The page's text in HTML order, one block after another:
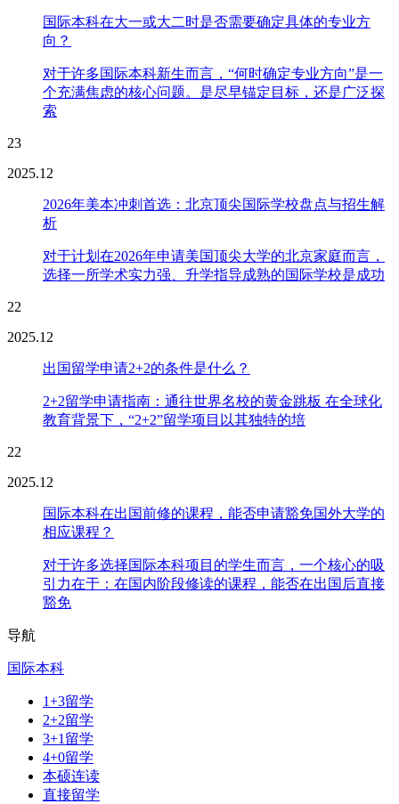
国际本科在大一或大二时是否需要确定具体的专业方
向？
对于许多国际本科新生而言，“何时确定专业方向”是一
个充满焦虑的核心问题。是尽早锚定目标，还是广泛探
索
23
2025.12
2026年美本冲刺首选：北京顶尖国际学校盘点与招生解
析
对于计划在2026年申请美国顶尖大学的北京家庭而言，
选择一所学术实力强、升学指导成熟的国际学校是成功
22
2025.12
出国留学申请2+2的条件是什么？
2+2留学申请指南：通往世界名校的黄金跳板 在全球化
教育背景下，“2+2”留学项目以其独特的培
22
2025.12
国际本科在出国前修的课程，能否申请豁免国外大学的
相应课程？
对于许多选择国际本科项目的学生而言，一个核心的吸
引力在于：在国内阶段修读的课程，能否在出国后直接
豁免
导航
国际本科
1+3留学
2+2留学
3+1留学
4+0留学
本硕连读
直接留学